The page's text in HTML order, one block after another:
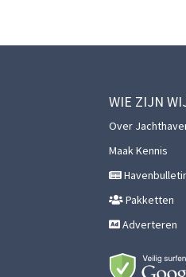
WIE ZIJN
Over
Maak Kennis
Pakketten
Adverteren